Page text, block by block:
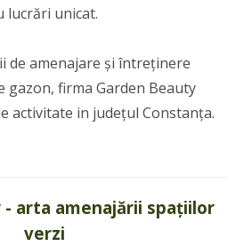
lucrări unicat.
de amenajare și întreținere
gazon, firma Garden Beauty
activitate in județul Constanța.
- arta amenajării spațiilor
verzi